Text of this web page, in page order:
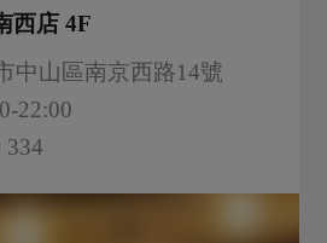
西店 4F
中山區南京西路14號
22:00
334